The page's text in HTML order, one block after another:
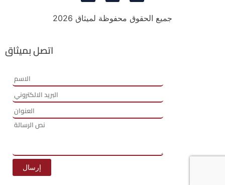
جميع الحقوق محفوظة لميثاق 2026
اتصل بميثاق